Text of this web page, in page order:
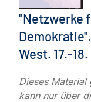
"Netzwerke
West. 17.-
Dieses
kann nur über